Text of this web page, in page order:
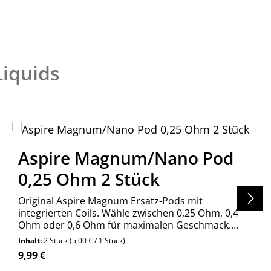
Aspire Magnum/Nano Pod
0,25 Ohm 2 Stück
Original Aspire Magnum Ersatz-Pods mit
integrierten Coils. Wähle zwischen 0,25 Ohm, 0,4
Ohm oder 0,6 Ohm für maximalen Geschmack.
Jetzt bequem online bestellen!
Inhalt:2 Stück(5,00 € / 1 Stück)
Regulärer Preis:
9,99 €